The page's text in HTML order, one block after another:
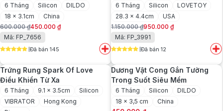
6 Tháng Silicon
DILDO
18 x 3.1cm
China
600.000₫
Giá
gốc
là:
600.000 ₫.
450.000 ₫
Giá
hiện
tại
là:
450.000 ₫.
Mã: FP_7656
Đã bán 145
6 Tháng Silicon
LOVETOY
28.3 x 4.4cm
USA
1.150.000₫
Giá
gốc
là:
1.150.000 ₫.
950.000 ₫
Giá
hiện
tại
là:
950.000 ₫.
Mã: FP_3991
Đã bán 12
Trứng Rung Spark Of Love
Điều Khiển Từ Xa
6 Tháng 9.1 x 3.5cm
Silicon
VIBRATOR
Hong Kong
Dương Vật Cong Gắn Tường
Trong Suốt Siêu Mềm
6 Tháng Silicon
DILDO
18 x 3,5 cm
China